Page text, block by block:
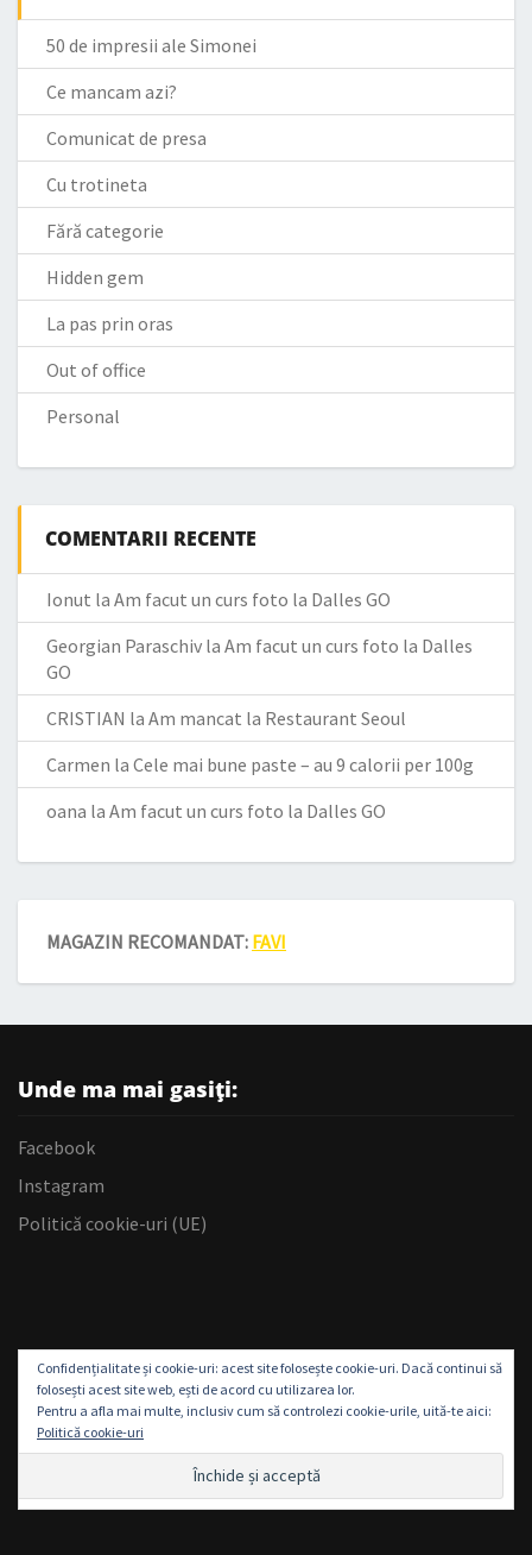
50 de impresii ale Simonei
Ce mancam azi?
Comunicat de presa
Cu trotineta
Fără categorie
Hidden gem
La pas prin oras
Out of office
Personal
COMENTARII RECENTE
Ionut la Am facut un curs foto la Dalles GO
Georgian Paraschiv la Am facut un curs foto la Dalles
GO
CRISTIAN la Am mancat la Restaurant Seoul
Carmen la Cele mai bune paste – au 9 calorii per 100g
oana la Am facut un curs foto la Dalles GO
MAGAZIN RECOMANDAT: FAVI
Unde ma mai gasiți:
Facebook
Instagram
Politică cookie-uri (UE)
Confidențialitate și cookie-uri: acest site folosește cookie-uri. Dacă continui să
folosești acest site web, ești de acord cu utilizarea lor.
Pentru a afla mai multe, inclusiv cum să controlezi cookie-urile, uită-te aici:
Politică cookie-uri